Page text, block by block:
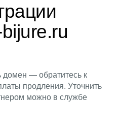
домен — обратитесь к
продления. Уточнить
можно в службе